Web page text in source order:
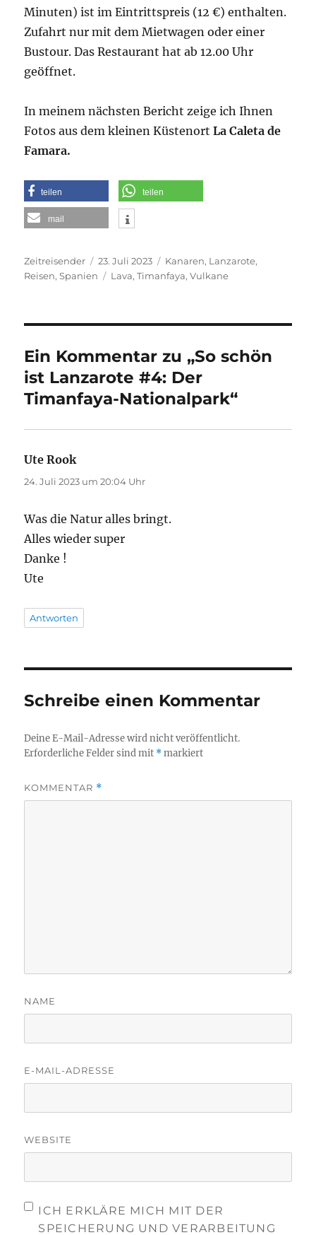
Minuten) ist im Eintrittspreis (12 €) enthalten.
Zufahrt nur mit dem Mietwagen oder einer
Bustour. Das Restaurant hat ab 12.00 Uhr
geöffnet.
In meinem nächsten Bericht zeige ich Ihnen
Fotos aus dem kleinen Küstenort La Caleta de
Famara.
teilen teilen
mail
Autor
Zeitreisender
Veröffentlicht
am
23. Juli 2023 Kategorien
Kanaren, Lanzarote,
Reisen,Spanien Schlagwörter
Lava,Timanfaya,Vulkane
Ein Kommentar zu „So schön
ist Lanzarote #4: Der
Timanfaya-Nationalpark“
Ute Rook
24. Juli 2023 um 20:04 Uhr
Was die Natur alles bringt.
Alles wieder super
Danke !
Ute
Antworten
Schreibe einen Kommentar
Deine E-Mail-Adresse wird nicht veröffentlicht.
Erforderliche Felder sind mit *markiert
KOMMENTAR *
NAME
E-MAIL-ADRESSE
WEBSITE
ICH ERKLÄRE MICH MIT DER
SPEICHERUNG UND VERARBEITUNG